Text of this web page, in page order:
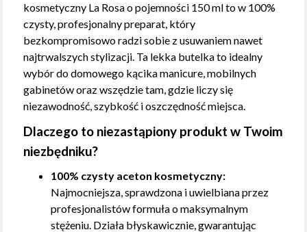
kosmetyczny La Rosa o pojemności 150 ml to w 100%
czysty, profesjonalny preparat, który
bezkompromisowo radzi sobie z usuwaniem nawet
najtrwalszych stylizacji. Ta lekka butelka to idealny
wybór do domowego kącika manicure, mobilnych
gabinetów oraz wszędzie tam, gdzie liczy się
niezawodność, szybkość i oszczędność miejsca.
Dlaczego to niezastąpiony produkt w Twoim
niezbędniku?
100% czysty aceton kosmetyczny:
Najmocniejsza, sprawdzona i uwielbiana przez
profesjonalistów formuła o maksymalnym
stężeniu. Działa błyskawicznie, gwarantując